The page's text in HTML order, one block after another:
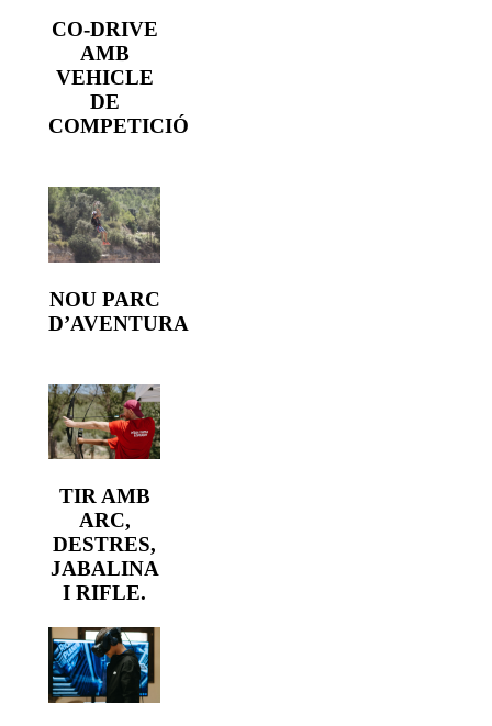
CO-DRIVE
AMB
VEHICLE
DE
COMPETICIÓ
NOU PARC
D’AVENTURA
TIR AMB
ARC,
DESTRES,
JABALINA
I RIFLE.